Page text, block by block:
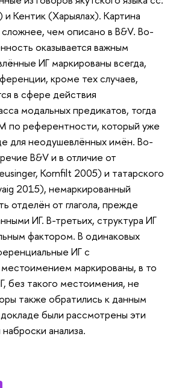
Кентик (Харыялах). Картина
чем описано в B&V. Во-
оказывается важным
ИГ маркированы всегда,
кроме тех случаев,
в сфере действия
модальных предикатов, тогда
референтности, который уже
для неодушевлённых имён. Во-
B&V и в отличие от
Kornfilt 2005) и татарского
2015), немаркированный
отделён от глагола, прежде
ИГ. В-третьих, структура ИГ
фактором. В одинаковых
ИГ с
маркированы, в то
без такого местоимения, не
также обратились к данным
были рассмотрены эти
анализа.